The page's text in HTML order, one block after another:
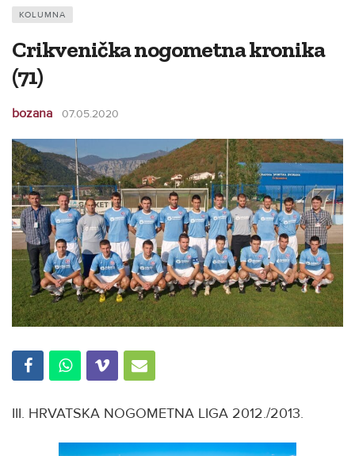
KOLUMNA
Crikvenička nogometna kronika
(71)
bozana 07.05.2020
III. HRVATSKA NOGOMETNA LIGA 2012./2013.